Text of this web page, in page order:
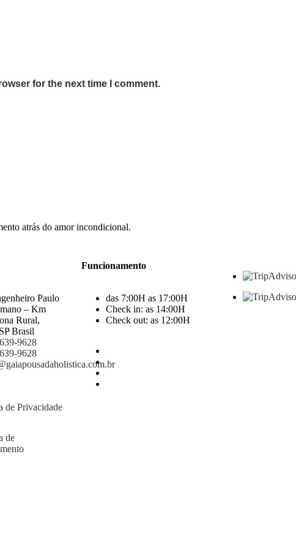
for the next time I comment.
atrás do amor incondicional.
Paulo
– Km
Rural,
Brasil
9628
9628
de Privacidade
de
Funcionamento
das 7:00H as 17:00H
Check in: as 14:00H
Check out: as 12:00H